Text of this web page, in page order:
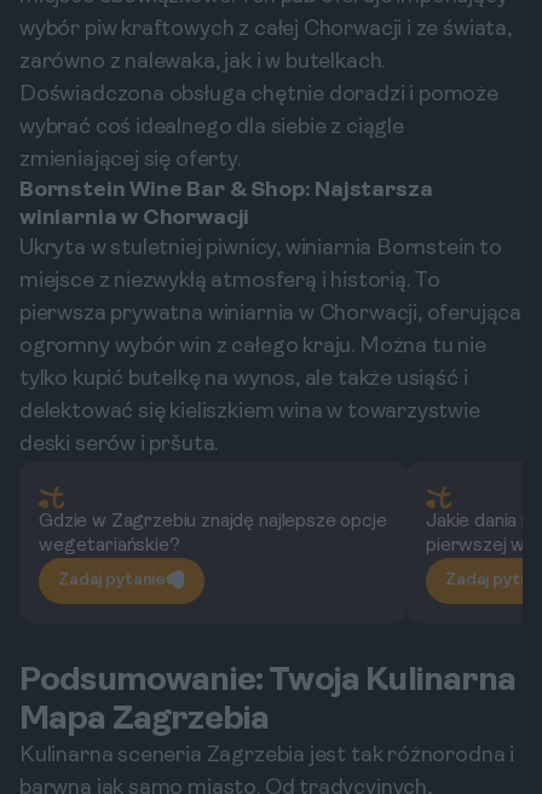
wybór piw kraftowych z całej Chorwacji i ze świata,
zarówno z nalewaka, jak i w butelkach.
Doświadczona obsługa chętnie doradzi i pomoże
wybrać coś idealnego dla siebie z ciągle
zmieniającej się oferty.
Bornstein Wine Bar & Shop: Najstarsza
winiarnia w Chorwacji
Ukryta w stuletniej piwnicy, winiarnia Bornstein to
miejsce z niezwykłą atmosferą i historią. To
pierwsza prywatna winiarnia w Chorwacji, oferująca
ogromny wybór win z całego kraju. Można tu nie
tylko kupić butelkę na wynos, ale także usiąść i
delektować się kieliszkiem wina w towarzystwie
deski serów i pršuta.
Gdzie w Zagrzebiu znajdę najlepsze opcje
wegetariańskie?
Zadaj pytanie
Jakie dania
pierwszej
Zadaj
Podsumowanie: Twoja Kulinarna
Mapa Zagrzebia
Kulinarna sceneria Zagrzebia jest tak różnorodna i
barwna jak samo miasto. Od tradycyjnych,